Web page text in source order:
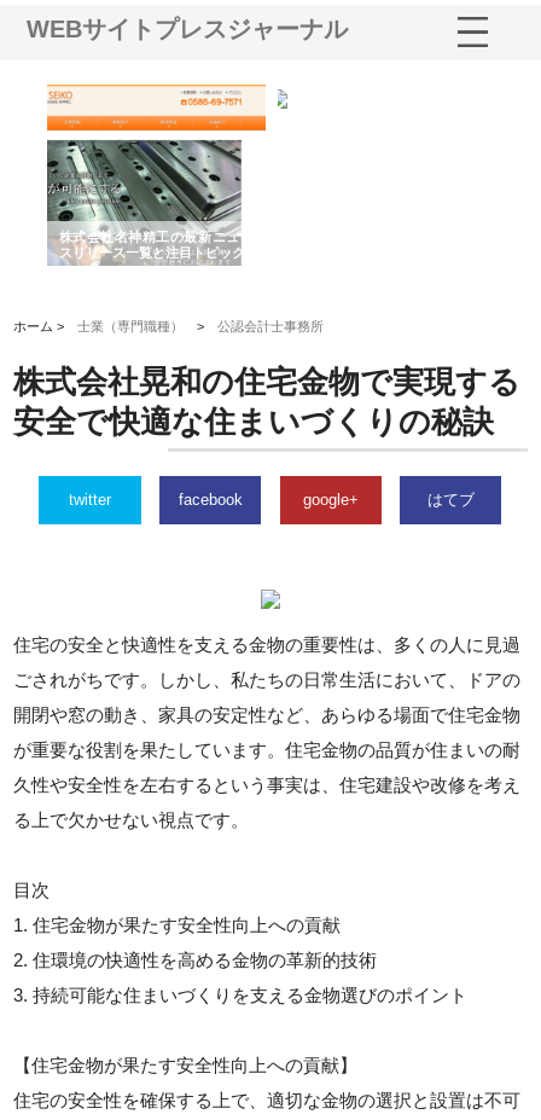
WEBサイトプレスジャーナル
株式会社名神精工の最新ニュー
スリリース一覧と注目トピック
ホーム >士業（専門職種） >公認会計士事務所
株式会社晃和の住宅金物で実現する
安全で快適な住まいづくりの秘訣
twitter facebook google+ はてブ
住宅の安全と快適性を支える金物の重要性は、多くの人に見過
ごされがちです。しかし、私たちの日常生活において、ドアの
開閉や窓の動き、家具の安定性など、あらゆる場面で住宅金物
が重要な役割を果たしています。住宅金物の品質が住まいの耐
久性や安全性を左右するという事実は、住宅建設や改修を考え
る上で欠かせない視点です。
目次
1. 住宅金物が果たす安全性向上への貢献
2. 住環境の快適性を高める金物の革新的技術
3. 持続可能な住まいづくりを支える金物選びのポイント
【住宅金物が果たす安全性向上への貢献】
住宅の安全性を確保する上で、適切な金物の選択と設置は不可